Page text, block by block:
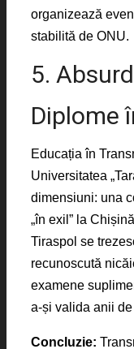
organizează
stabilită de ONU.
5.
Diplome
Educația în
Universitatea
dimensiuni: una
„în exil” la
Tiraspol se
recunoscută
examene
a-și valida anii
Concluzie: